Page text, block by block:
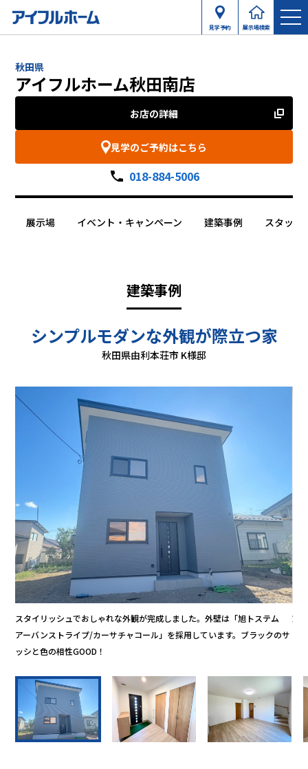
見学予約 展示場検索
秋田県
アイフルホーム秋田南店
お店の詳細
見学のご予約はこちら
018-884-5006
展示場 イベント・キャンペーン 建築事例 スタッフ
建築事例
シンプルモダンな外観が際立つ家
秋田県由利本荘市 K様邸
スタイリッシュでおしゃれな外観が完成しました。外壁は「旭トステム
アーバンストライプ/カーサチャコール」を採用しています。ブラックのサ
ッシと色の相性GOOD！
玄